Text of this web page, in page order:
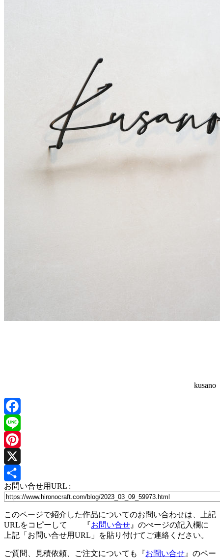
kusano
Facebook
Line
Pinterest
X
共
お問い合せ用URL :
このページで紹介した作品についてのお問い合わせは、上記
URLをコピーして 『お問い合せ 』のぺージの記入欄に
上記「お問い合せ用URL」を貼り付けてご連絡ください。
ご質問、見積依頼、ご注文についても『お問い合せ 』のペー